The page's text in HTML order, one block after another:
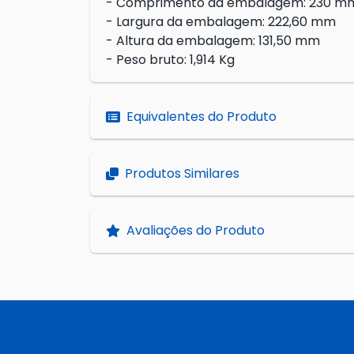
- Largura da embalagem: 222,60 mm
- Altura da embalagem: 131,50 mm
- Peso bruto: 1,914 Kg
Equivalentes do Produto
Produtos Similares
Avaliações do Produto